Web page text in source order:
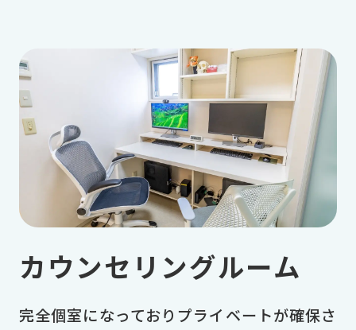
カウンセリングルーム
完全個室になっておりプライベートが確保さ